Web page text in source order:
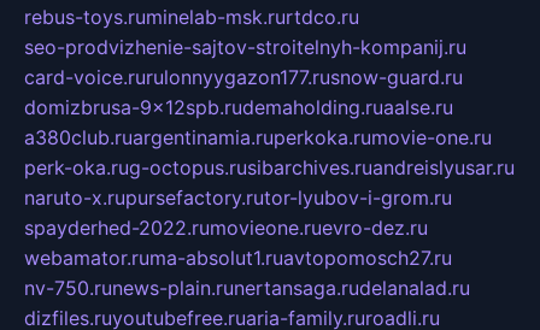
rebus-toys.ruminelab-msk.rurtdco.ru
seo-prodvizhenie-sajtov-stroitelnyh-kompanij.ru
card-voice.rurulonnyygazon177.rusnow-guard.ru
domizbrusa-9x12spb.rudemaholding.ruaalse.ru
a380club.ruargentinamia.ruperkoka.rumovie-one.ru
perk-oka.rug-octopus.rusibarchives.ruandreislyusar.ru
naruto-x.rupursefactory.rutor-lyubov-i-grom.ru
spayderhed-2022.rumovieone.ruevro-dez.ru
webamator.ruma-absolut1.ruavtopomosch27.ru
nv-750.runews-plain.runertansaga.rudelanalad.ru
dizfiles.ruyoutubefree.ruaria-family.ruroadli.ru